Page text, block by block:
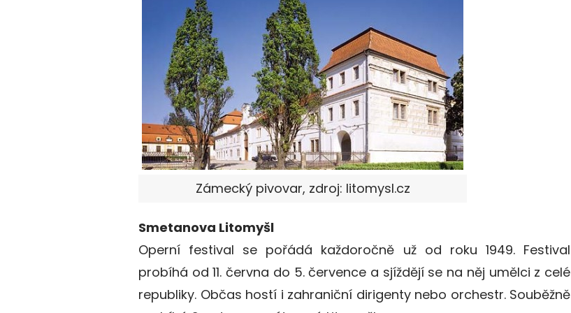
Zámecký pivovar, zdroj: litomysl.cz
Smetanova Litomyšl
Operní festival se pořádá každoročně už od roku 1949. Festival
probíhá od 11. června do 5. července a sjíždějí se na něj umělci z celé
republiky. Občas hostí i zahraniční dirigenty nebo orchestr. Souběžně